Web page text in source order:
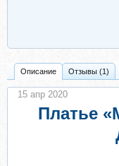
Описание Отзывы (1)
Платье
15 апр 2020